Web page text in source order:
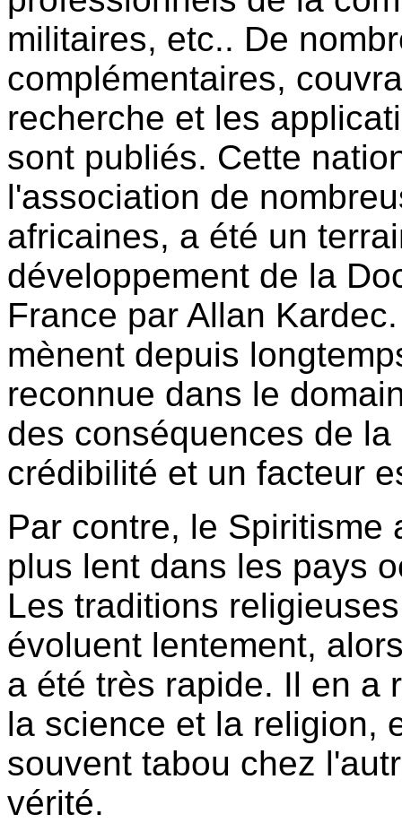
militaires, etc.. De
complémentaires,
recherche et les
sont publiés. Cette
l'association de
africaines, a été un
développement de la
France par Allan
mènent depuis
reconnue dans le
des conséquences de
crédibilité et un facteur
Par contre, le Spiritisme
plus lent dans les pays
Les traditions
évoluent lentement,
a été très rapide. Il en a
la science et la religion,
souvent tabou chez
vérité.